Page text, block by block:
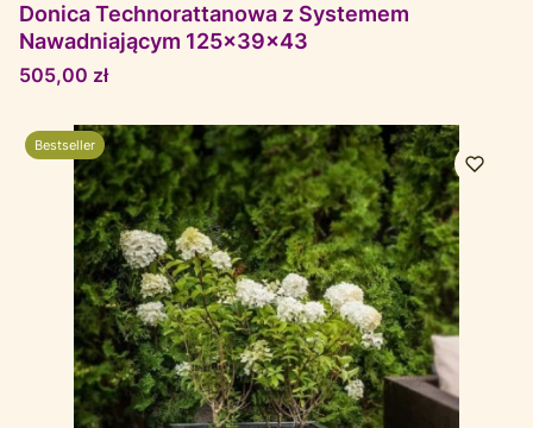
Donica Technorattanowa z Systemem
Nawadniającym 125x39x43
Cena
505,00 zł
Bestseller